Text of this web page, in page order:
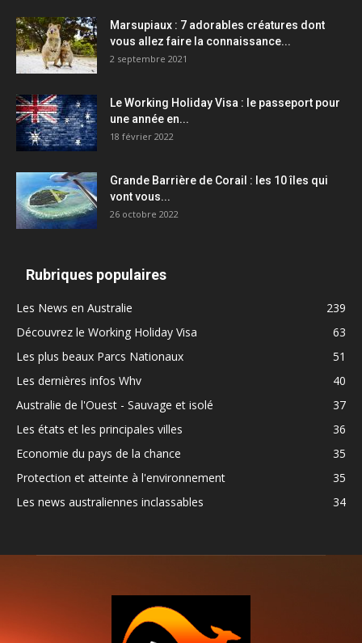
Marsupiaux : 7 adorables créatures dont
vous allez faire la connaissance...
2 septembre 2021
Le Working Holiday Visa : le passeport pour
une année en...
18 février 2022
Grande Barrière de Corail : les 10 îles qui
vont vous...
26 octobre 2022
Rubriques populaires
Les News en Australie
239
Découvrez le Working Holiday Visa
63
Les plus beaux Parcs Nationaux
51
Les dernières infos Whv
40
Australie de l'Ouest - Sauvage et isolé
37
Les états et les principales villes
36
Economie du pays de la chance
35
Protection et atteinte à l'environnement
35
Les news australiennes inclassables
34